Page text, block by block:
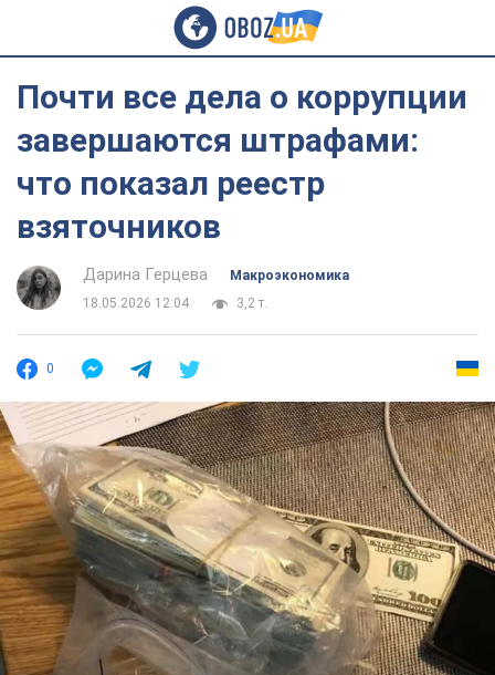
Почти все дела о коррупции
завершаются штрафами:
что показал реестр
взяточников
Дарина Герцева
Mакроэкономика
18.05.2026 12:04
3,2 т.
0